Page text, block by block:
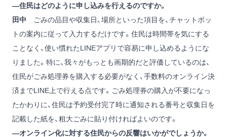
―住民はどのように申し込みを行えるのですか。
田中 ごみの品目や収集日、場所といった項目を、チャットボッ
トの案内に従って入力するだけです。住民は時間帯を気にする
ことなく、使い慣れたLINEアプリで容易に申し込めるようにな
りました。特に、我々がもっとも画期的だと評価しているのは、
住民がごみ処理券を購入する必要がなく、手数料のオンライン決
済までLINE上で行える点です。ごみ処理券の購入が不要になっ
たかわりに、住民は予約受付完了時に通知される番号と収集日を
記載した紙を、粗大ごみに貼り付ければよいのです。
―オンライン化に対する住民からの反響はいかがでしょうか。